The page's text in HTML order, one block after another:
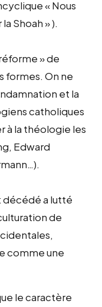
« Nous
Shoah » ).
» de
formes. On ne
et la
catholiques
à la théologie les
Edward
a lutté
de
comme une
le caractère